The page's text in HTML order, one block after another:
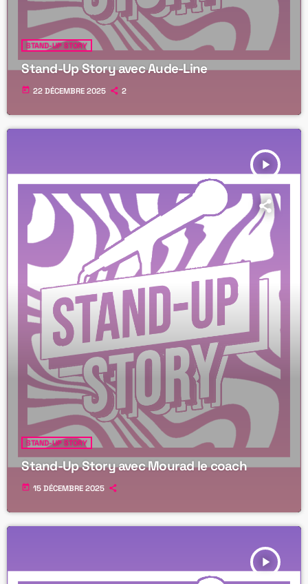
STAND-UP STORY
Stand-Up Story avec Aude-Line
today 22 DÉCEMBRE 2025 2
play_arrow
STAND-UP STORY
Stand-Up Story avec Mourad le coach
today 15 DÉCEMBRE 2025
play_arrow